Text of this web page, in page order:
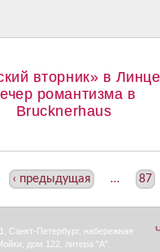
вторник» в
романтизма в
Brucknerhaus
‹ предыдущая … 87
Санкт-Петербург, набережная
дом 122, литера "А".